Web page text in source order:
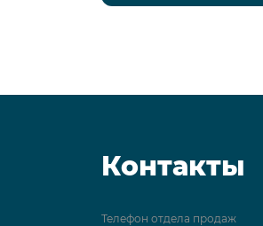
Контакты
Телефон отдела продаж